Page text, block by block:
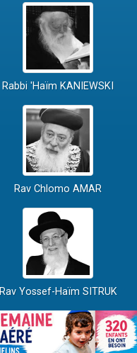
Rabbi 'Haïm KANIEWSKI
Rav Chlomo AMAR
Rav Yossef-Haïm SITRUK